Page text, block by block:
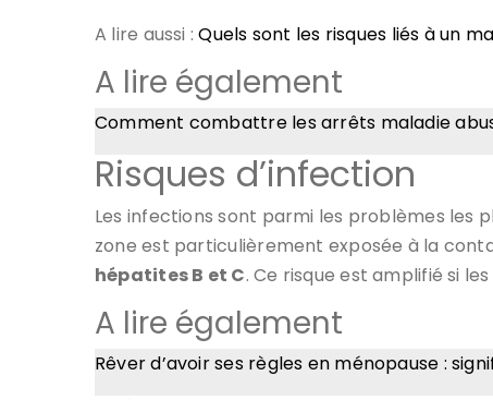
A lire aussi :Quels sont les risques liés à un
A lire également
Comment combattre les arrêts maladie
Risques d’infection
Les infections sont parmi les problèmes les
zone est particulièrement exposée à la
hépatites B et C. Ce risque est amplifié si
A lire également
Rêver d’avoir ses règles en ménopause :